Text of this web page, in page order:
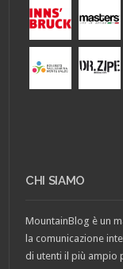
CHI SIAMO
MountainBlog è un
la comunicazione
di utenti il più ampio